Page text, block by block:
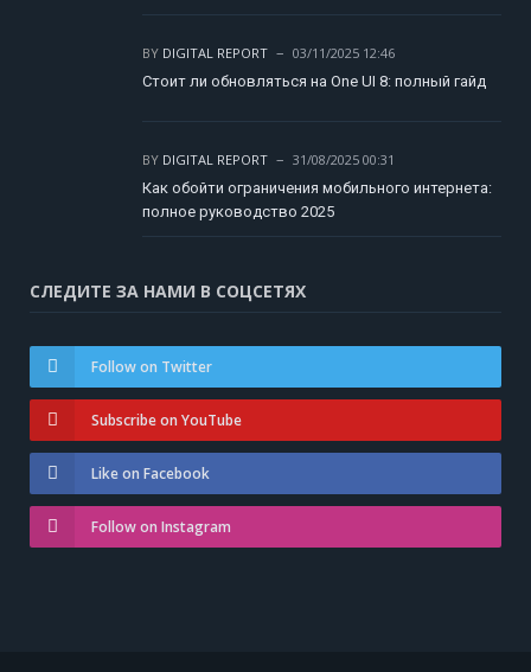
BY DIGITAL REPORT
03/11/2025 12:46
Стоит ли обновляться на One UI 8: полный гайд
BY DIGITAL REPORT
31/08/2025 00:31
Как обойти ограничения мобильного интернета:
полное руководство 2025
СЛЕДИТЕ ЗА НАМИ В СОЦСЕТЯХ
Follow on Twitter
Subscribe on YouTube
Like on Facebook
Follow on Instagram